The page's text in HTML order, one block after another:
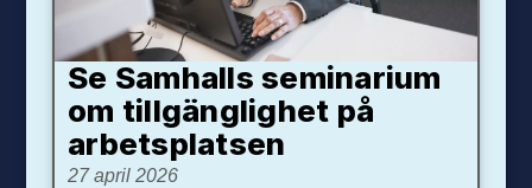
Se Samhalls seminarium
om tillgänglighet på
arbetsplatsen
27 april 2026